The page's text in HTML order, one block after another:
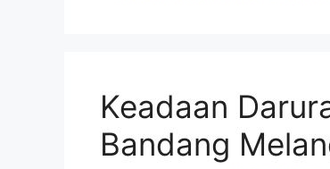
Keadaan
Bandang